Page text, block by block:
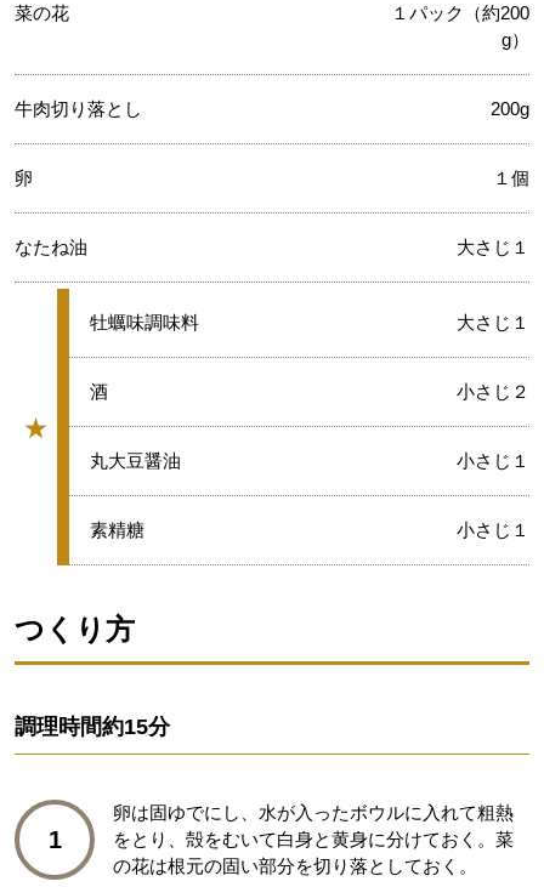
菜の花
１パック（約200
g）
牛肉切り落とし 200g
卵 １個
なたね油 大さじ１
★
グループ
★
牡蠣味調味料 大さじ１
★
酒 小さじ２
★
丸大豆醤油 小さじ１
★
素精糖 小さじ１
つくり方
調理時間約15分
1
卵は固ゆでにし、水が入ったボウルに入れて粗熱
をとり、殻をむいて白身と黄身に分けておく。菜
の花は根元の固い部分を切り落としておく。